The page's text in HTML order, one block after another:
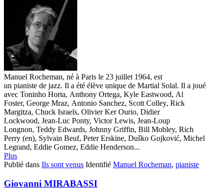
Manuel Rocheman, né à Paris le 23 juillet 1964, est
un pianiste de jazz. Il a été élève unique de Martial Solal. Il a joué
avec Toninho Horta, Anthony Ortega, Kyle Eastwood, Al
Foster, George Mraz, Antonio Sanchez, Scott Colley, Rick
Margitza, Chuck Israels, Olivier Ker Ourio, Didier
Lockwood, Jean-Luc Ponty, Victor Lewis, Jean-Loup
Longnon, Teddy Edwards, Johnny Griffin, Bill Mobley, Rich
Perry (en), Sylvain Beuf, Peter Erskine, Duško Gojković, Michel
Legrand, Eddie Gomez, Eddie Henderson...
Plus
Publié dans Ils sont venus Identifié Manuel Rocheman, pianiste
Giovanni MIRABASSI